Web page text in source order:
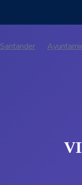
Santander